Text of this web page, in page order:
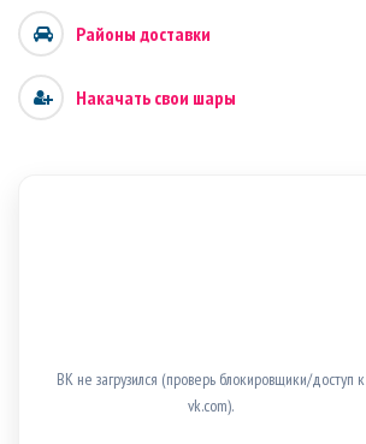
Районы доставки
Накачать свои шары
ВК не загрузился (проверь блокировщики/доступ к
vk.com).